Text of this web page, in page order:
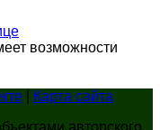
возможности
Карта сайта
авторского